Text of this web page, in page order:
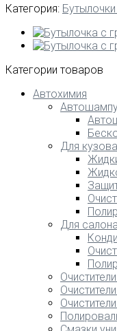
Категория:
Категории товаров
Автохимия
Для кузова
Для салона